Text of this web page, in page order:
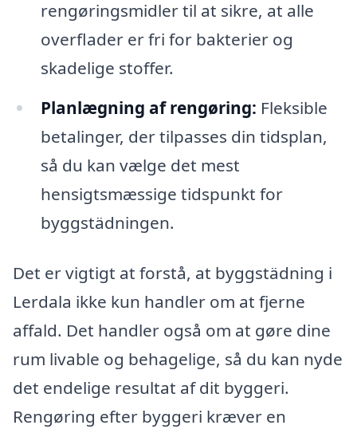
rengøringsmidler til at sikre, at alle
overflader er fri for bakterier og
skadelige stoffer.
Planlægning af rengøring: Fleksible
betalinger, der tilpasses din tidsplan,
så du kan vælge det mest
hensigtsmæssige tidspunkt for
byggstädningen.
Det er vigtigt at forstå, at byggstädning i
Lerdala ikke kun handler om at fjerne
affald. Det handler også om at gøre dine
rum livable og behagelige, så du kan nyde
det endelige resultat af dit byggeri.
Rengøring efter byggeri kræver en